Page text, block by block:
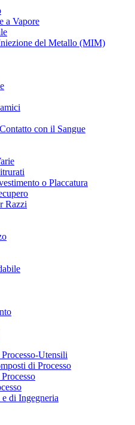
a Vapore
del Metallo (MIM)
con il Sangue
o Placcatura
Razzi
Utensili
di Processo
di Ingegneria